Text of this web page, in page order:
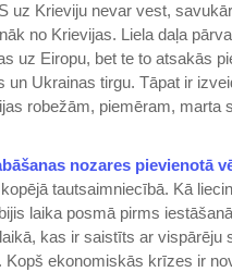
uz Krieviju nevar vest,
no Krievijas. Liela daļa
uz Eiropu, bet te to atsakās
un Ukrainas tirgu. Tāpat ir
robežām, piemēram, marta
nozares pievienotā
tautsaimniecībā. Kā
laika posmā pirms
kas ir saistīts ar vispārēju
Kopš ekonomiskās krīzes ir